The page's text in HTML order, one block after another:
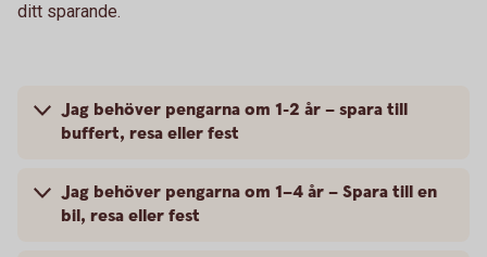
ditt sparande.
Jag behöver pengarna om 1-2 år – spara till
buffert, resa eller fest
Jag behöver pengarna om 1–4 år – Spara till en
bil, resa eller fest